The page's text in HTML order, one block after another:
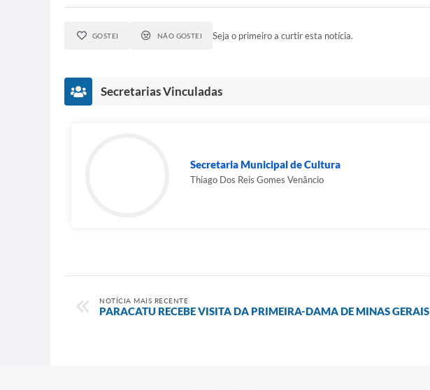
GOSTEI NÃO GOSTEI Seja o primeiro a curtir esta notícia.
Secretarias Vinculadas
Secretaria Municipal de Cultura
Thiago Dos Reis Gomes Venâncio
NOTÍCIA MAIS RECENTE
PARACATU RECEBE VISITA DA PRIMEIRA-DAMA DE MINAS GERAIS